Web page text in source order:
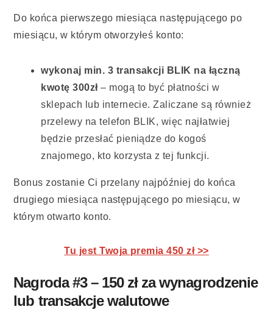
Do końca pierwszego miesiąca następującego po
miesiącu, w którym otworzyłeś konto:
wykonaj min. 3 transakcji BLIK na łączną
kwotę 300zł– mogą to być płatności w
sklepach lub internecie. Zaliczane są również
przelewy na telefon BLIK, więc najłatwiej
będzie przesłać pieniądze do kogoś
znajomego, kto korzysta z tej funkcji.
Bonus zostanie Ci przelany najpóźniej do końca
drugiego miesiąca następującego po miesiącu, w
którym otwarto konto.
Tu jest Twoja premia 450 zł >>
Nagroda #3 – 150 zł za wynagrodzenie
lub transakcje walutowe